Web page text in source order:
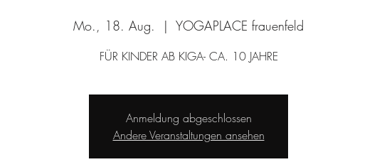
Mo., 18. Aug.
  |
YOGAPLACE frauenfeld
FÜR KINDER AB KIGA- CA. 10 JAHRE
Anmeldung abgeschlossen
Andere Veranstaltungen ansehen